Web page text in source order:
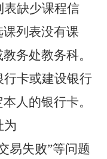
表缺少课程信
列表没有课
务处教务科。
卡或建设银行
人的银行卡。
为
易失败”等问题